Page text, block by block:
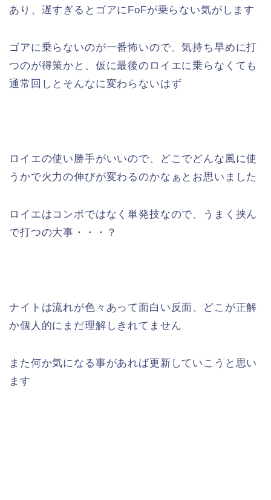
あり、遅すぎるとゴアにFoFが乗らない気がします
ゴアに乗らないのが一番怖いので、気持ち早めに打
つのが得策かと、仮に最後のロイエに乗らなくても
通常回しとそんなに変わらないはず
ロイエの使い勝手がいいので、どこでどんな風に使
うかで火力の伸びが変わるのかなぁとお思いました
ロイエはコンボではなく単発技なので、うまく挟ん
で打つの大事・・・？
ナイトは流れが色々あって面白い反面、どこが正解
か個人的にまだ理解しきれてません
また何か気になる事があれば更新していこうと思い
ます